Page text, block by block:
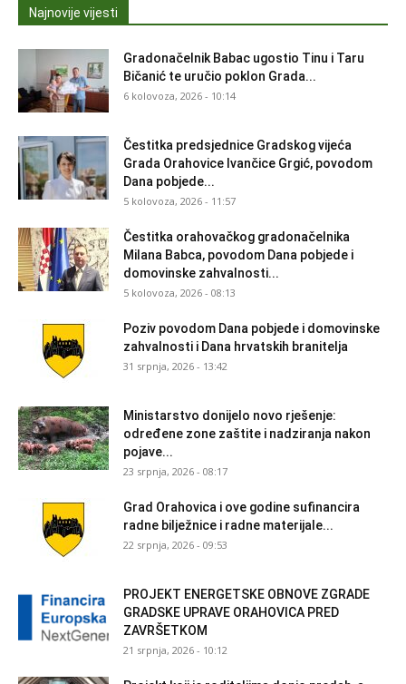
Najnovije vijesti
Gradonačelnik Babac ugostio Tinu i Taru
Bičanić te uručio poklon Grada...
6 kolovoza, 2026 - 10:14
Čestitka predsjednice Gradskog vijeća
Grada Orahovice Ivančice Grgić, povodom
Dana pobjede...
5 kolovoza, 2026 - 11:57
Čestitka orahovačkog gradonačelnika
Milana Babca, povodom Dana pobjede i
domovinske zahvalnosti...
5 kolovoza, 2026 - 08:13
Poziv povodom Dana pobjede i domovinske
zahvalnosti i Dana hrvatskih branitelja
31 srpnja, 2026 - 13:42
Ministarstvo donijelo novo rješenje:
određene zone zaštite i nadziranja nakon
pojave...
23 srpnja, 2026 - 08:17
Grad Orahovica i ove godine sufinancira
radne bilježnice i radne materijale...
22 srpnja, 2026 - 09:53
PROJEKT ENERGETSKE OBNOVE ZGRADE
GRADSKE UPRAVE ORAHOVICA PRED
ZAVRŠETKOM
21 srpnja, 2026 - 10:12